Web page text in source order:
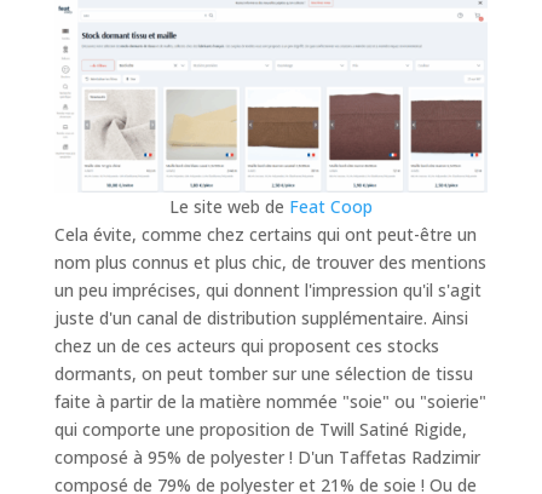
Le site web de Feat Coop
Cela évite, comme chez certains qui ont peut-être un
nom plus connus et plus chic, de trouver des mentions
un peu imprécises, qui donnent l'impression qu'il s'agit
juste d'un canal de distribution supplémentaire. Ainsi
chez un de ces acteurs qui proposent ces stocks
dormants, on peut tomber sur une sélection de tissu
faite à partir de la matière nommée "soie" ou "soierie"
qui comporte une proposition de Twill Satiné Rigide,
composé à 95% de polyester ! D'un Taffetas Radzimir
composé de 79% de polyester et 21% de soie ! Ou de